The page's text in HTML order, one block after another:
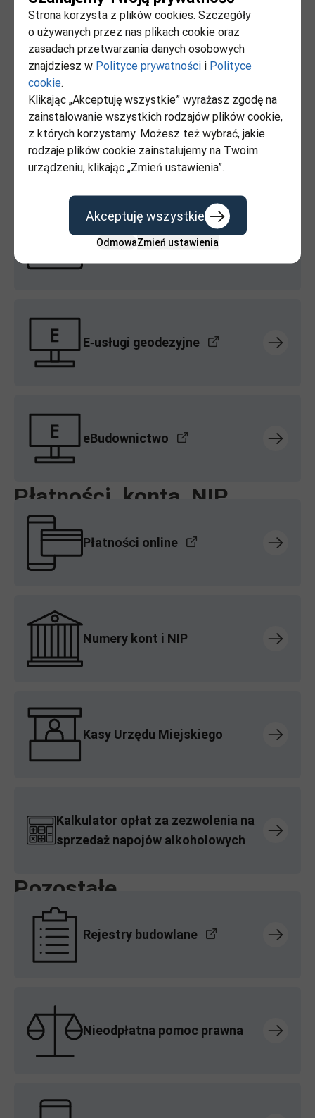
Strona korzysta z plików cookies. Szczegóły
o używanych przez nas plikach cookie oraz
zasadach przetwarzania danych osobowych
znajdziesz w Polityce prywatności i Polityce
cookie.
Klikając „Akceptuję wszystkie” wyrażasz zgodę na
zainstalowanie wszystkich rodzajów plików cookie,
z których korzystamy. Możesz też wybrać, jakie
rodzaje plików cookie zainstalujemy na Twoim
urządzeniu, klikając „Zmień ustawienia”.
OdmowaZmień ustawienia
Akceptuję wszystkie
Wydział Spraw Obywatelskich
i Przedsiębiorczości
E‑usługi
Dla obywatela - gov.pl
Dla przedsiębiorcy - gov.pl
E‑usługi geodezyjne
eBudownictwo
Płatności, konta, NIP
Płatności online
Numery kont i NIP
Kasy Urzędu Miejskiego
Kalkulator opłat za zezwolenia na
sprzedaż napojów alkoholowych
Pozostałe
Rejestry budowlane
Nieodpłatna pomoc prawna